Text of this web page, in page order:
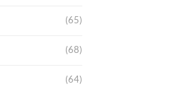
(65)
(68)
(64)